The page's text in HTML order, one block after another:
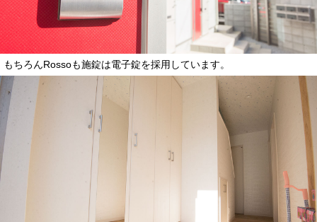
もちろんRossoも施錠は電子錠を採用しています。